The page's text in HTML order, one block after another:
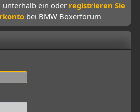
unterhalb ein oder registrieren Sie
bei BMW Boxerforum